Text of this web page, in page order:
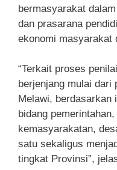
bermasyarakat
dan prasarana
ekonomi masyarakat
“Terkait proses
berjenjang mulai dari
Melawi, berdasarkan
bidang
kemasyarakatan,
satu sekaligus
tingkat Provinsi”,